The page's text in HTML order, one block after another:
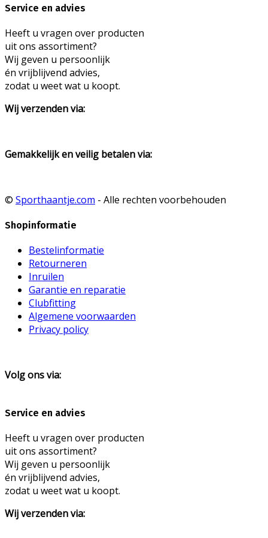
Service en advies
Heeft u vragen over producten
uit ons assortiment?
Wij geven u persoonlijk
én vrijblijvend advies,
zodat u weet wat u koopt.
Wij verzenden via:
Gemakkelijk en veilig betalen via:
© Sporthaantje.com - Alle rechten voorbehouden
Shopinformatie
Bestelinformatie
Retourneren
Inruilen
Garantie en reparatie
Clubfitting
Algemene voorwaarden
Privacy policy
Volg ons via:
Service en advies
Heeft u vragen over producten
uit ons assortiment?
Wij geven u persoonlijk
én vrijblijvend advies,
zodat u weet wat u koopt.
Wij verzenden via: